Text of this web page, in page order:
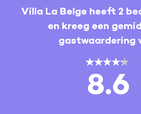
Villa La Belge heeft 2
en kreeg een
gastwaardering
8.6